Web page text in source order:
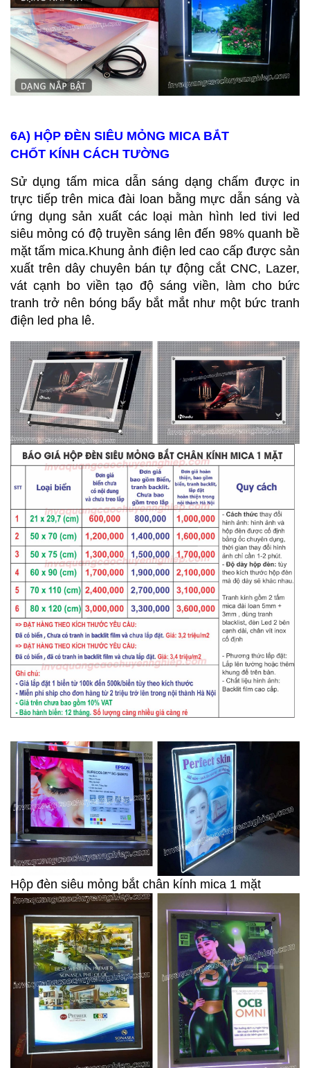
6A) HỘP ĐÈN SIÊU MỎNG MICA BẮT
CHỐT KÍNH CÁCH TƯỜNG
Sử dụng tấm mica dẫn sáng dạng chấm được in
trực tiếp trên mica đài loan bằng mực dẫn sáng và
ứng dụng sản xuất các loại màn hình led tivi led
siêu mỏng có độ truyền sáng lên đến 98% quanh bề
mặt tấm mica.Khung ảnh điện led cao cấp được sản
xuất trên dây chuyên bán tự động cắt CNC, Lazer,
vát cạnh bo viền tạo độ sáng viền, làm cho bức
tranh trở nên bóng bẩy bắt mắt như một bức tranh
điện led pha lê.
Hộp đèn siêu mỏng bắt chân kính mica 1 mặt